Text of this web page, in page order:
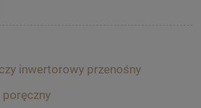
inwertorowy przenośny